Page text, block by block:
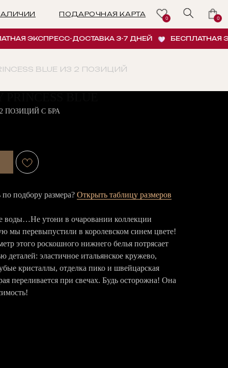
ПОДАРОЧНАЯ КАРТА
0 0
ЭКСПРЕСС-ДОСТАВКА 3-7 ДНЕЙ БЕСПЛАТНАЯ
BLUE ИЗ 2 ПОЗИЦИЙ
ПОЗИЦИЙ С БРА
подбору размера? Открыть таблицу размеров
воды…Не утони в очаровании коллекции
мы перевыпустили в королевском синем цвете!
этого роскошного нижнего белья потрясает
деталей: эластичное итальянское кружево,
кристаллы, отделка пико и швейцарская
переливается при свечах. Будь осторожна! Она